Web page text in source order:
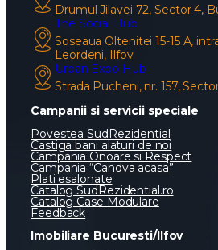
Drumul Jilavei 72, Sector 4,
The Social Hub
Soseaua Oltenitei 15-15 A,
Leordeni, Ilfov
Urban Expo Hub
Strada Pucheni, nr. 157,
Campanii si servicii speciale
Povestea SudRezidential
Castiga bani alaturi de noi
Campania Onoare si Respect
Campania “Candva acasa”
Plati esalonate
Catalog SudRezidential.ro
Catalog Case Modulare
Feedback
Imobiliare Bucuresti/Ilfov